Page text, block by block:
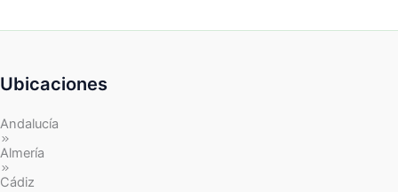
Ubicaciones
Andalucía
Almería
Cádiz